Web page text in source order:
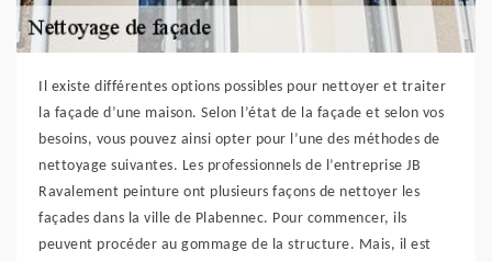
Il existe différentes options possibles pour nettoyer et traiter
la façade d’une maison. Selon l’état de la façade et selon vos
besoins, vous pouvez ainsi opter pour l’une des méthodes de
nettoyage suivantes. Les professionnels de l’entreprise JB
Ravalement peinture ont plusieurs façons de nettoyer les
façades dans la ville de Plabennec. Pour commencer, ils
peuvent procéder au gommage de la structure. Mais, il est